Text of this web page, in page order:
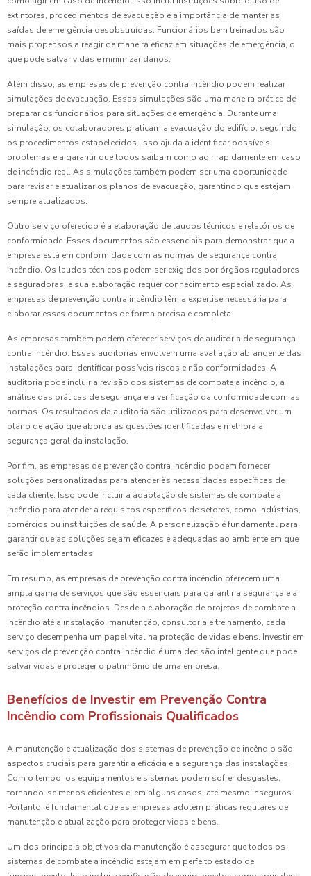
extintores, procedimentos de evacuação e a importância de manter as
saídas de emergência desobstruídas. Funcionários bem treinados são
mais propensos a reagir de maneira eficaz em situações de emergência, o
que pode salvar vidas e minimizar danos.
Além disso, as empresas de prevenção contra incêndio podem realizar
simulações de evacuação. Essas simulações são uma maneira prática de
preparar os funcionários para situações de emergência. Durante uma
simulação, os colaboradores praticam a evacuação do edifício, seguindo
os procedimentos estabelecidos. Isso ajuda a identificar possíveis
problemas e a garantir que todos saibam como agir rapidamente em caso
de incêndio real. As simulações também podem ser uma oportunidade
para revisar e atualizar os planos de evacuação, garantindo que estejam
sempre atualizados.
Outro serviço oferecido é a elaboração de laudos técnicos e relatórios de
conformidade. Esses documentos são essenciais para demonstrar que a
empresa está em conformidade com as normas de segurança contra
incêndio. Os laudos técnicos podem ser exigidos por órgãos reguladores
e seguradoras, e sua elaboração requer conhecimento especializado. As
empresas de prevenção contra incêndio têm a expertise necessária para
elaborar esses documentos de forma precisa e completa.
As empresas também podem oferecer serviços de auditoria de segurança
contra incêndio. Essas auditorias envolvem uma avaliação abrangente das
instalações para identificar possíveis riscos e não conformidades. A
auditoria pode incluir a revisão dos sistemas de combate a incêndio, a
análise das práticas de segurança e a verificação da conformidade com as
normas. Os resultados da auditoria são utilizados para desenvolver um
plano de ação que aborda as questões identificadas e melhora a
segurança geral da instalação.
Por fim, as empresas de prevenção contra incêndio podem fornecer
soluções personalizadas para atender às necessidades específicas de
cada cliente. Isso pode incluir a adaptação de sistemas de combate a
incêndio para atender a requisitos específicos de setores, como indústrias,
comércios ou instituições de saúde. A personalização é fundamental para
garantir que as soluções sejam eficazes e adequadas ao ambiente em que
serão implementadas.
Em resumo, as empresas de prevenção contra incêndio oferecem uma
ampla gama de serviços que são essenciais para garantir a segurança e a
proteção contra incêndios. Desde a elaboração de projetos de combate a
incêndio até a instalação, manutenção, consultoria e treinamento, cada
serviço desempenha um papel vital na proteção de vidas e bens. Investir em
serviços de prevenção contra incêndio é uma decisão inteligente que pode
salvar vidas e proteger o patrimônio de uma empresa.
Benefícios de Investir em Prevenção Contra
Incêndio com Profissionais Qualificados
A manutenção e atualização dos sistemas de prevenção de incêndio são
aspectos cruciais para garantir a eficácia e a segurança das instalações.
Com o tempo, os equipamentos e sistemas podem sofrer desgastes,
tornando-se menos eficientes e, em alguns casos, até mesmo inseguros.
Portanto, é fundamental que as empresas adotem práticas regulares de
manutenção e atualização para proteger vidas e bens.
Um dos principais objetivos da manutenção é assegurar que todos os
sistemas de combate a incêndio estejam em perfeito estado de